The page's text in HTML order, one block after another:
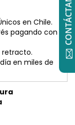
en Chile.
pagando con
retracto.
en miles de
CONTÁCTANOS